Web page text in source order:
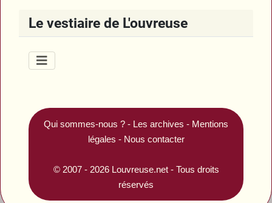
Le vestiaire de L'ouvreuse
Qui sommes-nous ? - Les archives - Mentions
légales - Nous contacter
© 2007 - 2026 Louvreuse.net- Tous droits
réservés